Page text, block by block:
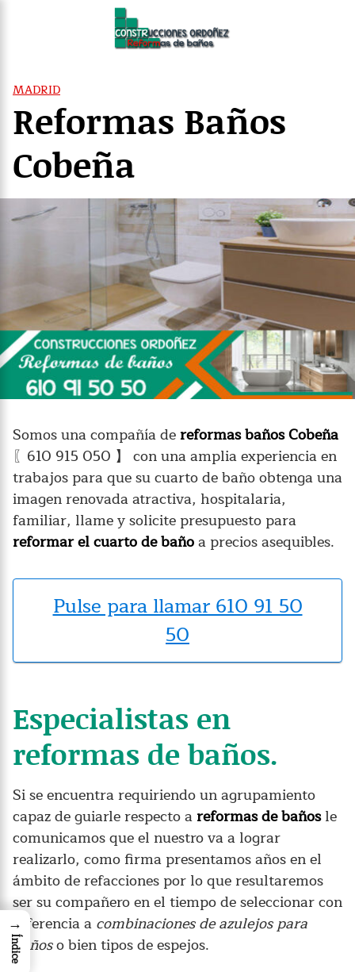
MADRID
Reformas Baños
Cobeña
Somos una compañía dereformas baños Cobeña
〖610 915 050 】 con una amplia experiencia en
trabajos para que su cuarto de baño obtenga una
imagen renovada atractiva, hospitalaria,
familiar, llame y solicite presupuesto para
reformar el cuarto de bañoa precios asequibles.
Pulse para llamar 610 91 50
50
Especialistas en
reformas de baños.
Si se encuentra requiriendo un agrupamiento
capaz de guiarle respecto areformas de bañosle
comunicamos que el nuestro va a lograr
realizarlo, como firma presentamos años en el
ámbito de refacciones por lo que resultaremos
ser su compañero en el tiempo de seleccionar con
referencia a combinaciones de azulejos para
bañoso bien tipos de espejos.
→
Índice